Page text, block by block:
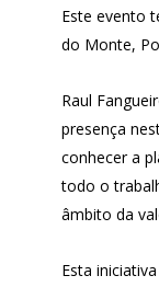
Este evento
do Monte,
Raul
presença
conhecer a
todo o
âmbito da
Esta